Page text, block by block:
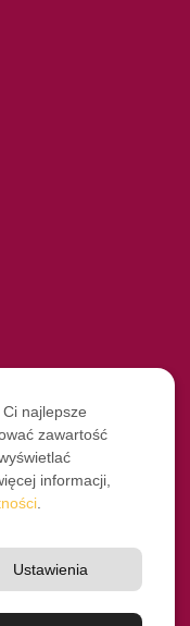
najlepsze
zawartość
informacji,
Ustawienia